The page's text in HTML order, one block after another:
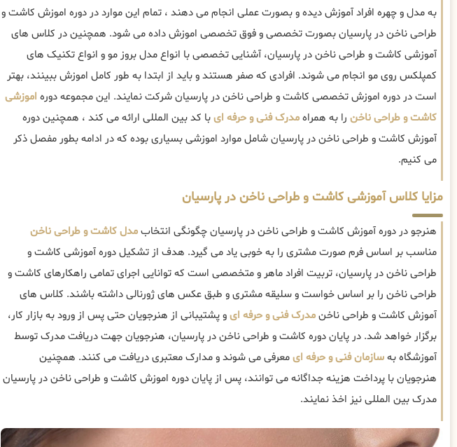
به مدل و چهره افراد آموزش دیده و بصورت عملی انجام می دهند ، تمام این موارد در دوره اموزش کاشت و
طراحی ناخن در پارسیان بصورت تخصصی و فوق تخصصی اموزش داده می شود. همچنین در کلاس های
آموزشی کاشت و طراحی ناخن در پارسیان، آشنایی تخصصی با انواع مدل بروز مو و انواع تکنیک های
کمپلکس روی مو انجام می شوند. افرادی که صفر هستند و باید از ابتدا به طور کامل اموزش ببینند، بهتر
است در دوره اموزش تخصصی کاشت و طراحی ناخن در پارسیان شرکت نمایند. این مجموعه دوره اموزشی
کاشت و طراحی ناخن را به همراهمدرک فنی و حرفه ایبا کد بین المللی ارائه می کند ، همچنین دوره
آموزش کاشت و طراحی ناخن در پارسیان شامل موارد اموزشی بسیاری بوده که در ادامه بطور مفصل ذکر
می کنیم.
مزایا کلاس آموزشی کاشت و طراحی ناخن در پارسیان
هنرجو در دوره آموزش کاشت و طراحی ناخن در پارسیان چگونگی انتخابمدل کاشت و طراحی ناخن
مناسب بر اساس فرم صورت مشتری را به خوبی یاد می گیرد. هدف از تشکیل دوره آموزشی کاشت و
طراحی ناخن در پارسیان، تربیت افراد ماهر و متخصصی است که توانایی اجرای تمامی راهکارهای کاشت و
طراحی ناخن را بر اساس خواست و سلیقه مشتری و طبق عکس های ژورنالی داشته باشند. کلاس های
آموزش کاشت و طراحی ناخنمدرک فنی و حرفه ایو پشتیبانی از هنرجویان حتی پس از ورود به بازار کار،
برگزار خواهد شد. در پایان دوره کاشت و طراحی ناخن در پارسیان، هنرجویان جهت دریافت مدرک توسط
آموزشگاه بهسازمان فنی و حرفه ایمعرفی می شوند و مدارک معتبری دریافت می کنند. همچنین
هنرجویان با پرداخت هزینه جداگانه می توانند، پس از پایان دوره اموزش کاشت و طراحی ناخن در پارسیان
مدرک بین المللی نیز اخذ نمایند.